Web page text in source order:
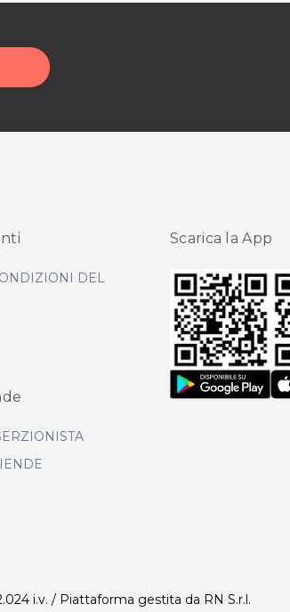
DEL
Scarica la App
i.v. / Piattaforma gestita da RN S.r.l.